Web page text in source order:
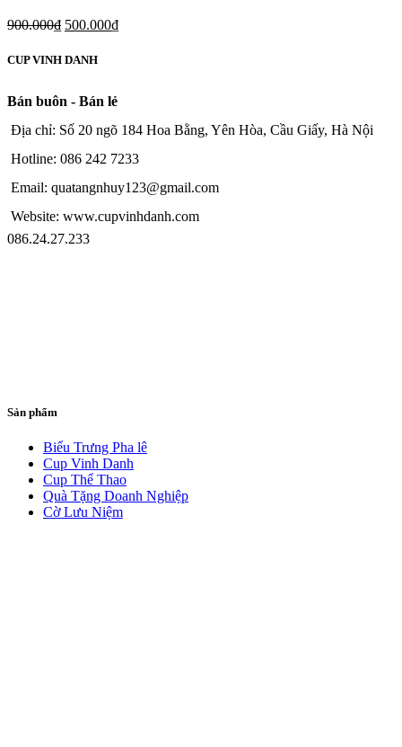
900.000₫ 500.000₫
CUP VINH DANH
Bán buôn - Bán lẻ
Địa chỉ: Số 20 ngõ 184 Hoa Bằng, Yên Hòa, Cầu Giấy, Hà Nội
Hotline: 086 242 7233
Email: quatangnhuy123@gmail.com
Website: www.cupvinhdanh.com
086.24.27.233
Sản phẩm
Biểu Trưng Pha lê
Cup Vinh Danh
Cup Thể Thao
Quà Tặng Doanh Nghiệp
Cờ Lưu Niệm